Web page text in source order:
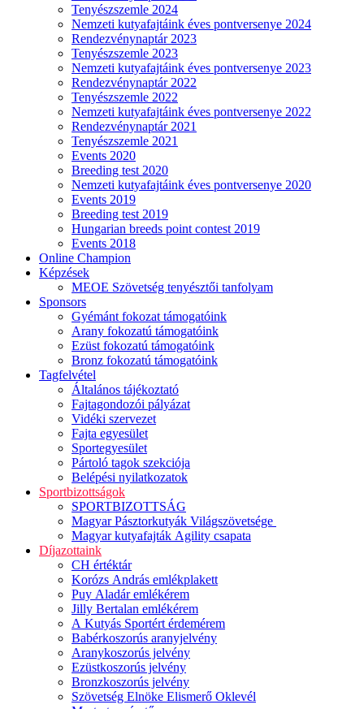
Tenyészszemle 2024
Nemzeti kutyafajtáink éves pontversenye 2024
Rendezvénynaptár 2023
Tenyészszemle 2023
Nemzeti kutyafajtáink éves pontversenye 2023
Rendezvénynaptár 2022
Tenyészszemle 2022
Nemzeti kutyafajtáink éves pontversenye 2022
Rendezvénynaptár 2021
Tenyészszemle 2021
Events 2020
Breeding test 2020
Nemzeti kutyafajtáink éves pontversenye 2020
Events 2019
Breeding test 2019
Hungarian breeds point contest 2019
Events 2018
Online Champion
Képzések
MEOE Szövetség tenyésztői tanfolyam
Sponsors
Gyémánt fokozat támogatóink
Arany fokozatú támogatóink
Ezüst fokozatú támogatóink
Bronz fokozatú támogatóink
Tagfelvétel
Általános tájékoztató
Fajtagondozói pályázat
Vidéki szervezet
Fajta egyesület
Sportegyesület
Pártoló tagok szekciója
Belépési nyilatkozatok
Sportbizottságok
SPORTBIZOTTSÁG
Magyar Pásztorkutyák Világszövetsége
Magyar kutyafajták Agility csapata
Díjazottaink
CH értéktár
Korózs András emlékplakett
Puy Aladár emlékérem
Jilly Bertalan emlékérem
A Kutyás Sportért érdemérem
Babérkoszorús aranyjelvény
Aranykoszorús jelvény
Ezüstkoszorús jelvény
Bronzkoszorús jelvény
Szövetség Elnöke Elismerő Oklevél